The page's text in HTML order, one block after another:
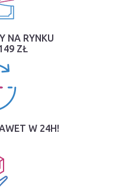
NA RYNKU
ZŁ
W 24H!